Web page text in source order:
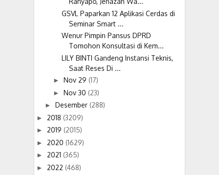
GSVL Paparkan 12 Aplikasi Cerdas di
Seminar Smart ...
Wenur Pimpin Pansus DPRD
Tomohon Konsultasi di Kem...
LILY BINTI Gandeng Instansi Teknis,
Saat Reses Di ...
► Nov 29 (17)
► Nov 30 (23)
► Desember (288)
► 2018 (3209)
► 2019 (2015)
► 2020 (1629)
► 2021 (365)
► 2022 (468)